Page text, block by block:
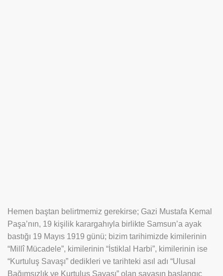
Yazarlar
Salon Sporları
Tarsus İdmanyurdu
Hemen baştan belirtmemiz gerekirse; Gazi Mustafa Kemal
Paşa’nın, 19 kişilik karargahıyla birlikte Samsun’a ayak
bastığı 19 Mayıs 1919 günü; bizim tarihimizde kimilerinin
“Millî Mücadele”, kimilerinin “İstiklal Harbi”, kimilerinin ise
“Kurtuluş Savaşı” dedikleri ve tarihteki asıl adı “Ulusal
Bağımsızlık ve Kurtuluş Savaşı” olan savaşın başlangıç